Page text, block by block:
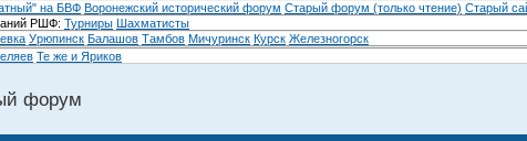
на БВФ Воронежский исторический форум Cтарый форум (только чтение) Старый
РШФ: Турниры Шахматисты
Урюпинск Балашов Тамбов Мичуринск Курск Железногорск
Те же и Яриков
форум